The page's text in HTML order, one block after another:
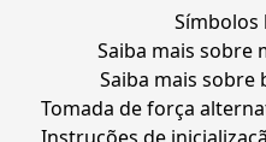
Símbolos
Saiba mais sobre
Saiba mais sobre
Tomada de força